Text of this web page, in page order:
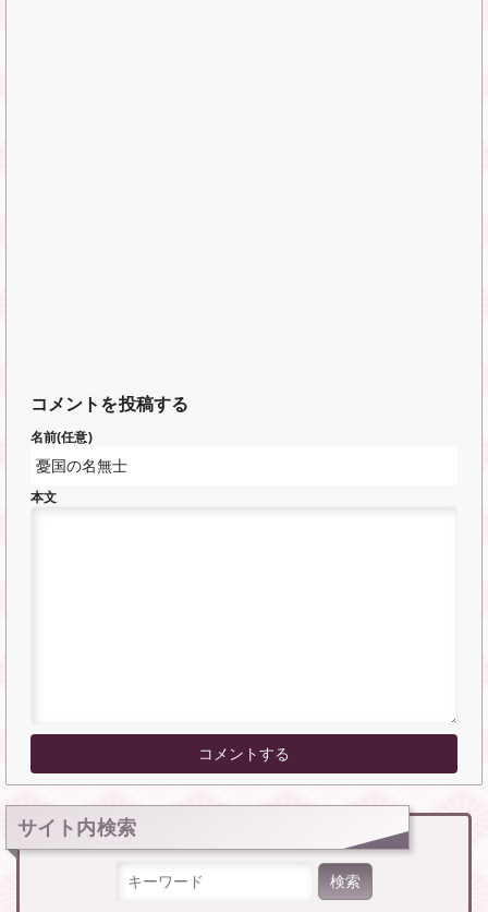
コメントを投稿する
名前(任意)
本文
サイト内検索